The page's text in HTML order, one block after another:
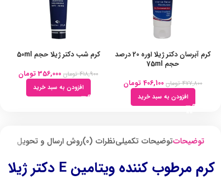
کرم آبرسان دکتر ژیلا اوره 20 درصد
حجم 75ml
477,800 تومان 406,100 تومان
افزودن به سبد خرید
کرم شب دکتر ژیلا حجم 50ml
418,900 تومان 356,000 تومان
افزودن به سبد خرید
توضیحاتتوضیحات تکمیلینظرات (0) روش ارسال و تحویل
کرم مرطوب کننده ویتامین E دکتر ژیلا